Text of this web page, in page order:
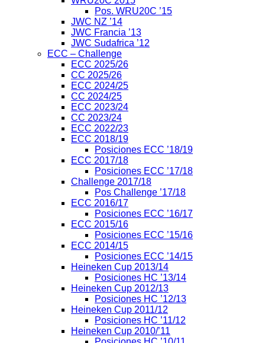
Pos. WRU20C ’15
JWC NZ ’14
JWC Francia ’13
JWC Sudafrica ’12
ECC – Challenge
ECC 2025/26
CC 2025/26
ECC 2024/25
CC 2024/25
ECC 2023/24
CC 2023/24
ECC 2022/23
ECC 2018/19
Posiciones ECC ’18/19
ECC 2017/18
Posiciones ECC ’17/18
Challenge 2017/18
Pos Challenge ’17/18
ECC 2016/17
Posiciones ECC ’16/17
ECC 2015/16
Posiciones ECC ’15/16
ECC 2014/15
Posiciones ECC ’14/15
Heineken Cup 2013/14
Posiciones HC ’13/14
Heineken Cup 2012/13
Posiciones HC ’12/13
Heineken Cup 2011/12
Posiciones HC ’11/12
Heineken Cup 2010/’11